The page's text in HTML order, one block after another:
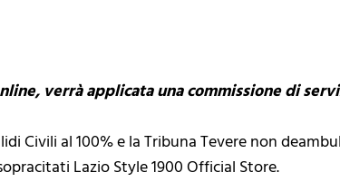
verrà applicata una commissione di
Civili al 100% e la Tribuna Tevere non
Lazio Style 1900 Official Store.